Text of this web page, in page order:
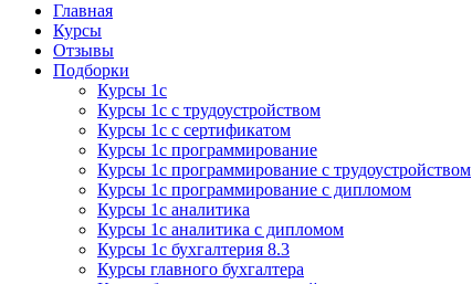
Главная
Курсы
Отзывы
Подборки
Курсы 1с
Курсы 1с с трудоустройством
Курсы 1с с сертификатом
Курсы 1с программирование
Курсы 1с программирование с трудоустройством
Курсы 1с программирование с дипломом
Курсы 1с аналитика
Курсы 1с аналитика с дипломом
Курсы 1с бухгалтерия 8.3
Курсы главного бухгалтера